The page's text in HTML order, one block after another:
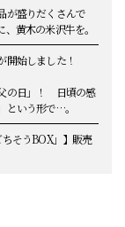
が盛りだくさんで
黄木の米沢牛を。
開始しました！
の日」！ 日頃の感
という形で…。
ちそうBOX」】販売
木の自慢が詰まっ